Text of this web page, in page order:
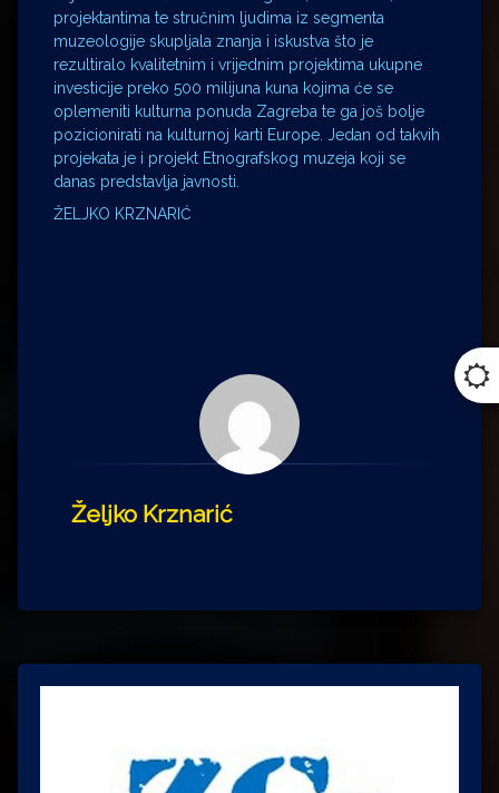
projektantima te stručnim ljudima iz segmenta
muzeologije skupljala znanja i iskustva što je
rezultiralo kvalitetnim i vrijednim projektima ukupne
investicije preko 500 milijuna kuna kojima će se
oplemeniti kulturna ponuda Zagreba te ga još bolje
pozicionirati na kulturnoj karti Europe. Jedan od takvih
projekata je i projekt Etnografskog muzeja koji se
danas predstavlja javnosti.
ŽELJKO KRZNARIĆ
Željko Krznarić